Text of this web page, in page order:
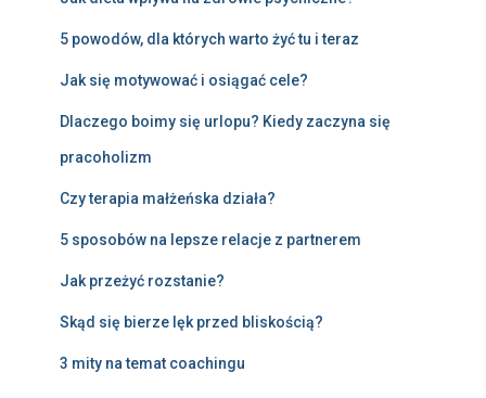
5 powodów, dla których warto żyć tu i teraz
Jak się motywować i osiągać cele?
Dlaczego boimy się urlopu? Kiedy zaczyna się
pracoholizm
Czy terapia małżeńska działa?
5 sposobów na lepsze relacje z partnerem
Jak przeżyć rozstanie?
Skąd się bierze lęk przed bliskością?
3 mity na temat coachingu